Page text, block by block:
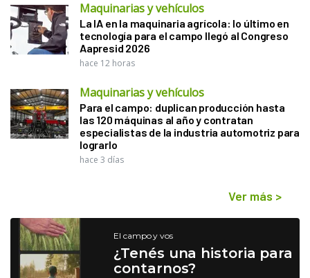
Maquinarias y vehículos
La IA en la maquinaria agrícola: lo último en
tecnología para el campo llegó al Congreso
Aapresid 2026
hace 12 horas
Maquinarias y vehículos
Para el campo: duplican producción hasta
las 120 máquinas al año y contratan
especialistas de la industria automotriz para
lograrlo
hace 3 días
Ver más >
El campo y vos
¿Tenés una historia para
contarnos?